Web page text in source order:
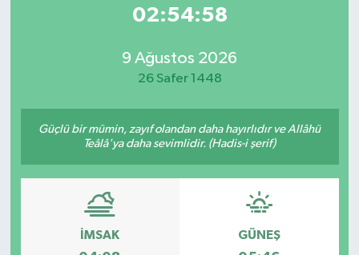
02:54:58
9 Ağustos 2026
26 Safer 1448
Güçlü bir mümin, zayıf olandan daha hayırlıdır ve Allâhü
Teâlâ'ya daha sevimlidir. (Hadis-i şerif)
İMSAK GÜNEŞ
Gündem
Kültür-Sanat
Süper Lig Puan Durumu ve Fikstür
Tüm Manşetler
Haber Arşivi